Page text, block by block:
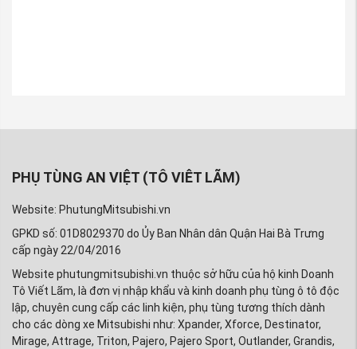
PHỤ TÙNG AN VIỆT (TÔ VIÊT LÃM)
Website: PhutungMitsubishi.vn
GPKD số: 01D8029370 do Ủy Ban Nhân dân Quận Hai Bà Trưng
cấp ngày 22/04/2016
Website phutungmitsubishi.vn thuộc sở hữu của hộ kinh Doanh
Tô Viết Lãm, là đơn vị nhập khẩu và kinh doanh phụ tùng ô tô độc
lập, chuyên cung cấp các linh kiện, phụ tùng tương thích dành
cho các dòng xe Mitsubishi như: Xpander, Xforce, Destinator,
Mirage, Attrage, Triton, Pajero, Pajero Sport, Outlander, Grandis,